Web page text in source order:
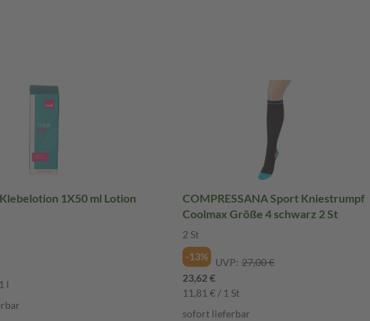
1X50 ml Lotion
l
COMPRESSANA Sport Kniestrumpf
Coolmax Größe 4 schwarz 2 St
2 St
-13%
UVP: 27,00 €
23,62 €
11,81 € / 1 St
sofort lieferbar